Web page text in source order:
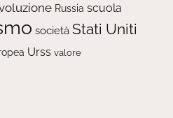
Russia scuola
società Stati Uniti
Urss valore